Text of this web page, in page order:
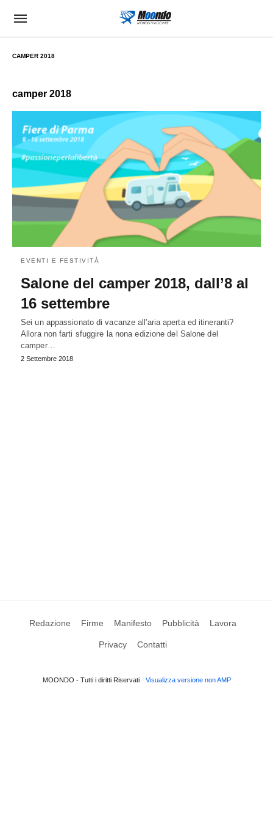
CAMPER 2018
camper 2018
EVENTI E FESTIVITÀ
Salone del camper 2018, dall’8 al
16 settembre
Sei un appassionato di vacanze all'aria aperta ed itineranti?
Allora non farti sfuggire la nona edizione del Salone del
camper…
2 Settembre 2018
Redazione Firme Manifesto Pubblicità Lavora
Privacy Contatti
MOONDO - Tutti i diritti Riservati Visualizza versione non AMP